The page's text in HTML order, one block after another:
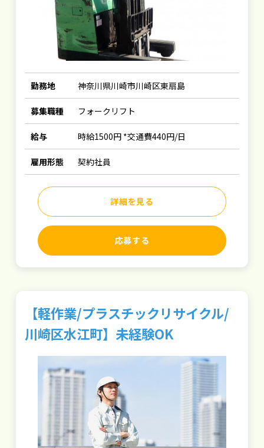
勤務地 神奈川県川崎市川崎区東扇島
募集職種 フォークリフト
給与 時給1500円 *交通費440円/日
雇用形態 契約社員
詳細を見る
応募する
【軽作業/プラスチックリサイクル/
川崎区水江町】未経験OK